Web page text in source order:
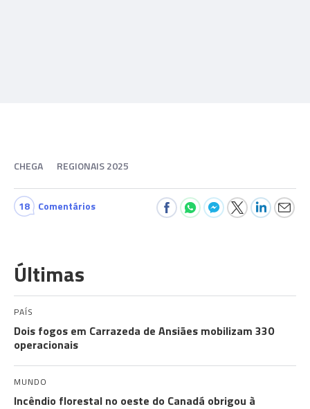
CHEGA REGIONAIS 2025
18 Comentários
Últimas
PAÍS
Dois fogos em Carrazeda de Ansiães mobilizam 330
operacionais
MUNDO
Incêndio florestal no oeste do Canadá obrigou à